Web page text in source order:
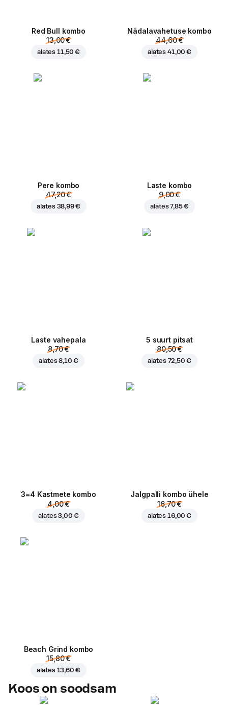
Red Bull kombo
13,00 €
alates 11,50 €
Nädalavahetuse kombo
44,60 €
alates 41,00 €
Pere kombo
47,20 €
alates 38,99 €
Laste kombo
9,00 €
alates7,85 €
Laste vahepala
8,70 €
alates8,10 €
5 suurt pitsat
80,50 €
alates 72,50 €
3=4 Kastmete kombo
4,00 €
alates3,00 €
Jalgpalli kombo ühele
16,70 €
alates 16,00 €
Beach Grind kombo
15,80 €
alates 13,60 €
Koos on soodsam